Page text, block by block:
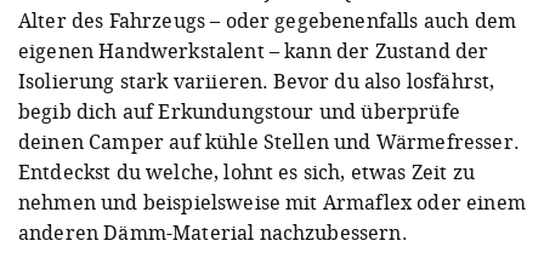
Alter des Fahrzeugs – oder gegebenenfalls auch dem
eigenen Handwerkstalent – kann der Zustand der
Isolierung stark variieren. Bevor du also losfährst,
begib dich auf Erkundungstour und überprüfe
deinen Camper auf kühle Stellen und Wärmefresser.
Entdeckst du welche, lohnt es sich, etwas Zeit zu
nehmen und beispielsweise mit Armaflex oder einem
anderen Dämm-Material nachzubessern.